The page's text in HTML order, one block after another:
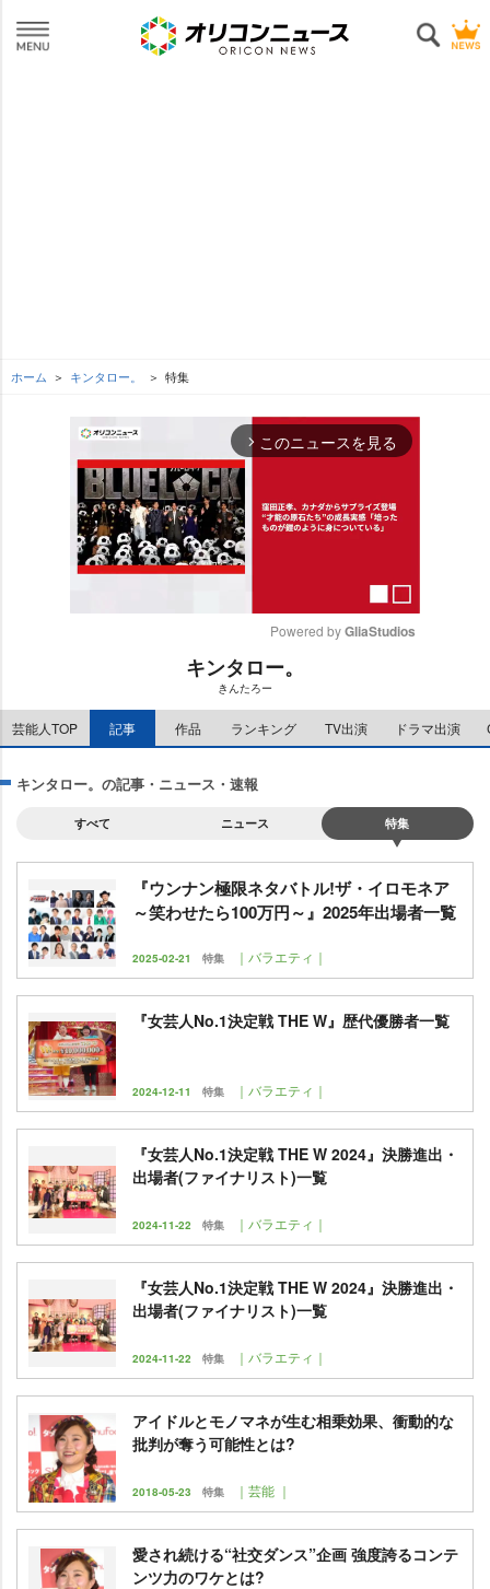
ホーム キンタロー。 特集
arrow_forward_ios このニュースを見る
e
Powered by GliaStudios
キンタロー。
きんたろー
芸能人TOP 記事 作品 ランキング TV出演 ドラマ出演
キンタロー。の記事・ニュース・速報
すべて ニュース 特集
『ウンナン極限ネタバトル!ザ・イロモネア
～笑わせたら100万円～』2025年出場者一覧
2025-02-21 特集 ｜バラエティ｜
『女芸人No.1決定戦 THE W』歴代優勝者一覧
2024-12-11 特集 ｜バラエティ｜
『女芸人No.1決定戦 THE W 2024』決勝進出・
出場者(ファイナリスト)一覧
2024-11-22 特集 ｜バラエティ｜
『女芸人No.1決定戦 THE W 2024』決勝進出・
出場者(ファイナリスト)一覧
2024-11-22 特集 ｜バラエティ｜
アイドルとモノマネが生む相乗効果、衝動的な
批判が奪う可能性とは?
2018-05-23 特集 ｜芸能 ｜
愛され続ける“社交ダンス”企画 強度誇るコンテ
ンツ力のワケとは?